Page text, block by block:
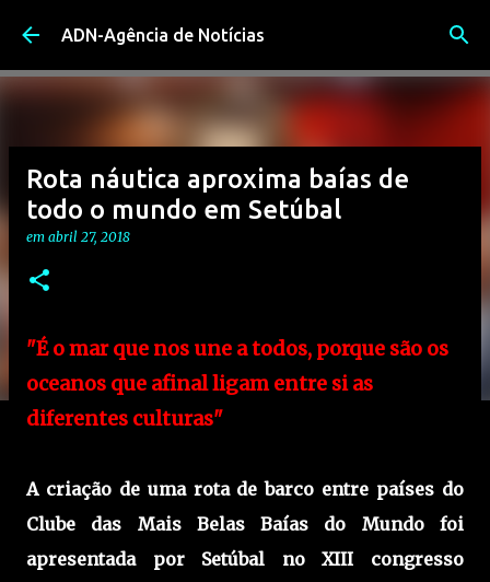
Avançar para o conteúdo principal
ADN-Agência de Notícias
Rota náutica aproxima baías de
todo o mundo em Setúbal
em abril 27, 2018
"É o mar que nos une a todos, porque são os
oceanos que afinal ligam entre si as
diferentes culturas"
A criação de uma rota de barco entre países do
Clube das Mais Belas Baías do Mundo foi
apresentada por Setúbal no XIII congresso